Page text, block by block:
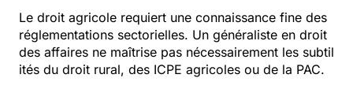
Le droit agricole requiert une connaissance fine des
réglementations sectorielles. Un généraliste en droit
des affaires ne maîtrise pas nécessairement les subtil
ités du droit rural, des ICPE agricoles ou de la PAC.